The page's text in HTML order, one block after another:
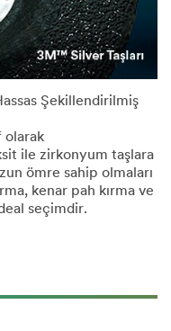
Şekillendirilmiş
olarak
ile zirkonyum taşlara
ömre sahip olmaları
kenar pah kırma ve
seçimdir.